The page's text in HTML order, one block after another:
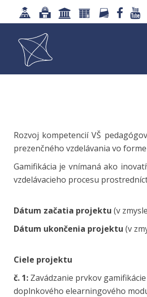
Rozvoj kompetencií VŠ
prezenčného vzdelávania vo
Gamifikácia je vnímaná ako
vzdelávacieho procesu
Dátum začatia projektu (v
Dátum ukončenia projektu (v
Ciele projektu
č. 1: Zavádzanie prvkov
doplnkového elearningového